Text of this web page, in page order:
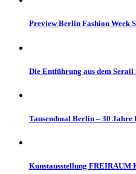
Preview Berlin Fashion Week
Die Entführung aus dem
Tausendmal Berlin – 30
Kunstausstellung FREIRAUM